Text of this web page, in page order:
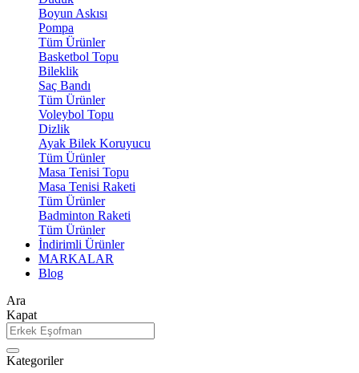
Boyun Askısı
Pompa
Tüm Ürünler
Basketbol Topu
Bileklik
Saç Bandı
Tüm Ürünler
Voleybol Topu
Dizlik
Ayak Bilek Koruyucu
Tüm Ürünler
Masa Tenisi Topu
Masa Tenisi Raketi
Tüm Ürünler
Badminton Raketi
Tüm Ürünler
İndirimli Ürünler
MARKALAR
Blog
Ara
Kapat
Kategoriler